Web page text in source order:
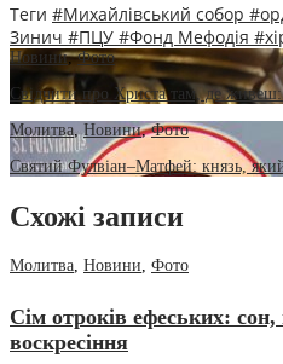
Теги #Михайлівський собор
Зинич #ПЦУ #Фонд Мефодія
Новини,Фото
Свідчити про Христа там, де
Молитва Новини,Фото
Святий Фулвіан–Матфей: князь,
Схожі записи
Молитва, Новини, Фото
Сім отроків ефеських:
воскресіння